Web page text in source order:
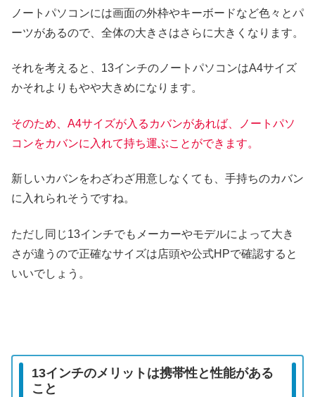
ノートパソコンには画面の外枠やキーボードなど色々とパ
ーツがあるので、全体の大きさはさらに大きくなります。
それを考えると、13インチのノートパソコンはA4サイズ
かそれよりもやや大きめになります。
そのため、A4サイズが入るカバンがあれば、ノートパソ
コンをカバンに入れて持ち運ぶことができます。
新しいカバンをわざわざ用意しなくても、手持ちのカバン
に入れられそうですね。
ただし同じ13インチでもメーカーやモデルによって大き
さが違うので正確なサイズは店頭や公式HPで確認すると
いいでしょう。
13インチのメリットは携帯性と性能がある
こと